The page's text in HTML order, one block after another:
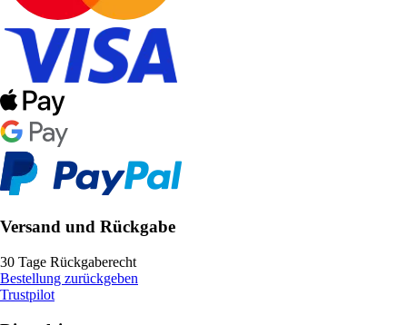
Versand und Rückgabe
30 Tage Rückgaberecht
Bestellung zurückgeben
Trustpilot